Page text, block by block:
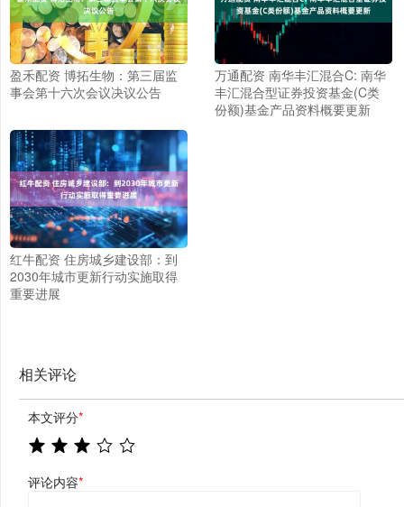
盈禾配资 博拓生物：第三届监
事会第十六次会议决议公告
万通配资 南华丰汇混合C: 南华
丰汇混合型证券投资基金(C类
份额)基金产品资料概要更新
红牛配资 住房城乡建设部：到
2030年城市更新行动实施取得
重要进展
相关评论
本文评分*
评论内容*